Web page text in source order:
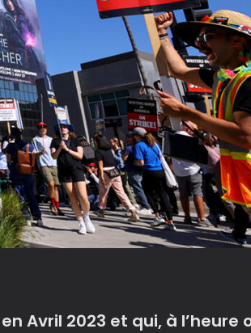
Avril 2023 et qui, à l’heure